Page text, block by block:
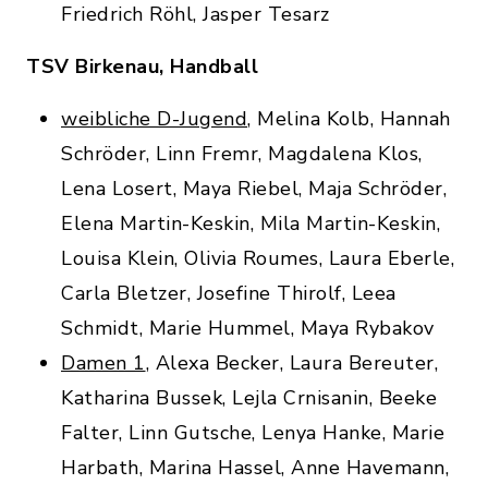
Friedrich Röhl, Jasper Tesarz
TSV Birkenau, Handball
weibliche D-Jugend, Melina Kolb, Hannah
Schröder, Linn Fremr, Magdalena Klos,
Lena Losert, Maya Riebel, Maja Schröder,
Elena Martin-Keskin, Mila Martin-Keskin,
Louisa Klein, Olivia Roumes, Laura Eberle,
Carla Bletzer, Josefine Thirolf, Leea
Schmidt, Marie Hummel, Maya Rybakov
Damen 1, Alexa Becker, Laura Bereuter,
Katharina Bussek, Lejla Crnisanin, Beeke
Falter, Linn Gutsche, Lenya Hanke, Marie
Harbath, Marina Hassel, Anne Havemann,